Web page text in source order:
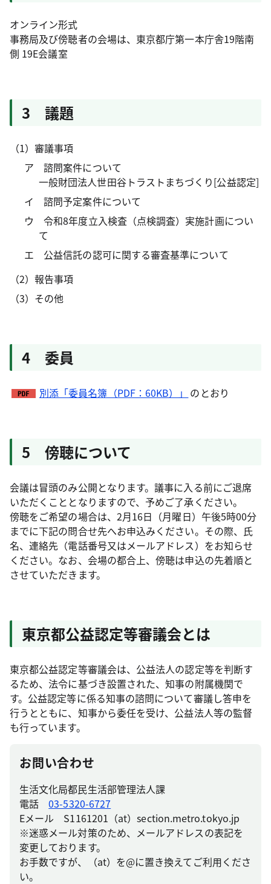
オンライン形式
事務局及び傍聴者の会場は、東京都庁第一本庁舎19階南
側 19E会議室
3 議題
（1）審議事項
ア 諮問案件について
一般財団法人世田谷トラストまちづくり[公益認定]
イ 諮問予定案件について
ウ 令和8年度立入検査（点検調査）実施計画につい
て
エ 公益信託の認可に関する審査基準について
（2）報告事項
（3）その他
4 委員
別添「委員名簿（PDF：60KB）」 のとおり
5 傍聴について
会議は冒頭のみ公開となります。議事に入る前にご退席
いただくこととなりますので、予めご了承ください。
傍聴をご希望の場合は、2月16日（月曜日）午後5時00分
までに下記の問合せ先へお申込みください。その際、氏
名、連絡先（電話番号又はメールアドレス）をお知らせ
ください。なお、会場の都合上、傍聴は申込の先着順と
させていただきます。
東京都公益認定等審議会とは
東京都公益認定等審議会は、公益法人の認定等を判断す
るため、法令に基づき設置された、知事の附属機関で
す。公益認定等に係る知事の諮問について審議し答申を
行うとともに、知事から委任を受け、公益法人等の監督
も行っています。
お問い合わせ
生活文化局都民生活部管理法人課
電話03-5320-6727
Eメール S1161201（at）section.metro.tokyo.jp
※迷惑メール対策のため、メールアドレスの表記を
変更しております。
お手数ですが、（at）を@に置き換えてご利用くださ
い。